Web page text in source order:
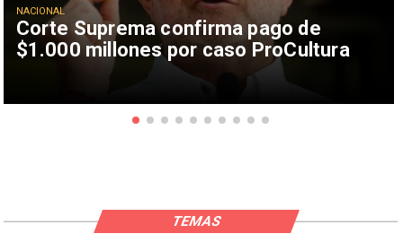
Corte Suprema confirma pago de
$1.000 millones por caso ProCultura
NACIONAL
TEMAS